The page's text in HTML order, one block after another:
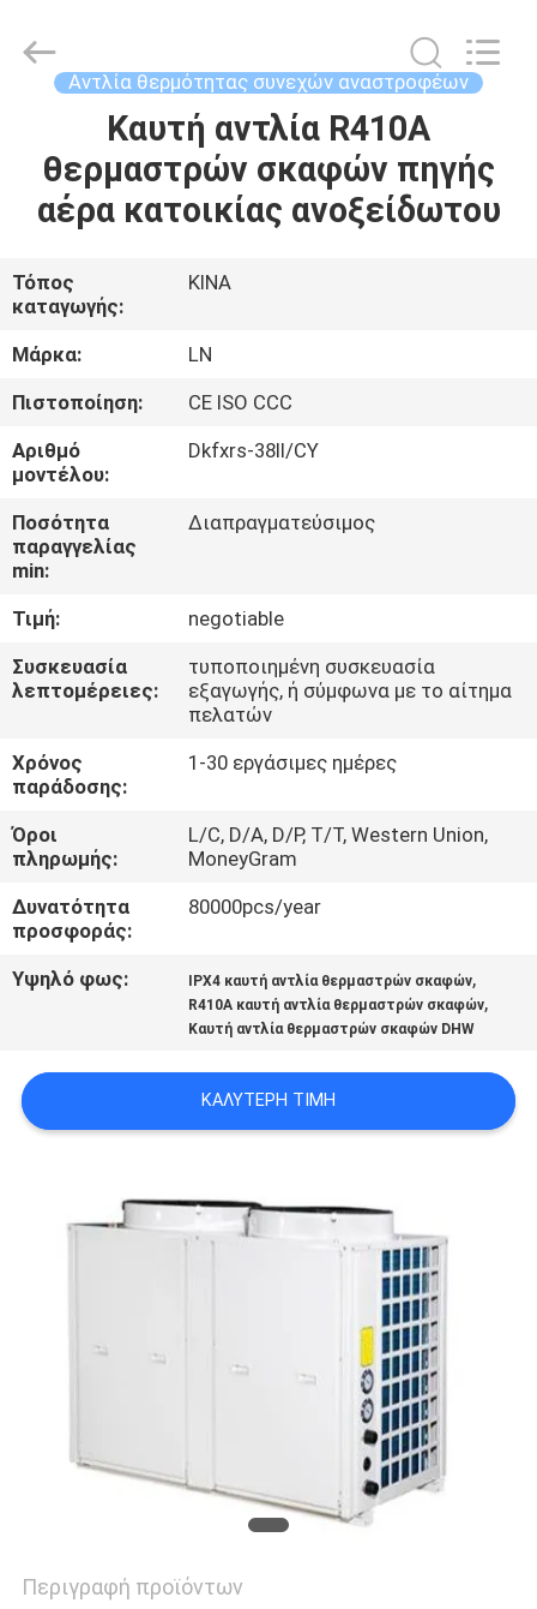
ΠΡΟΪΌΝΤΑ
ΒΊΝΤΕΟ
ΣΧΕΤΙΚΆ
ΜΕ
ΕΜΆΣ
ΕΠΙΣΚΕΨΉ
ΕΡΓΟΣΤΑΣΊΟΥ
ΈΛΕΓΧΟΣ
ΠΟΙΌΤΗΤΑΣ
ΕΠΙΚΟΙΝΩΝΉΣΤΕ
ΜΑΖΊ
ΜΑΣ
ΕΙΔΉΣΕΙΣ
ΥΠΟΘΈΣΕΙΣ
ΖΗΤΉΣΤΕ
ΠΡΟΣΦΟΡΆ
Ltd..
Αντλία θερμότητας συνεχών αναστροφέων
Καυτή αντλία R410A
θερμαστρών σκαφών πηγής
αέρα κατοικίας ανοξείδωτου
Τόπος
καταγωγής:
ΚΙΝΑ
Μάρκα:
LN
Πιστοποίηση:
CE ISO CCC
Αριθμό
μοντέλου:
Dkfxrs-38II/CY
Ποσότητα
παραγγελίας
min:
Διαπραγματεύσιμος
Τιμή:
negotiable
Συσκευασία
λεπτομέρειες:
τυποποιημένη συσκευασία
εξαγωγής, ή σύμφωνα με το αίτημα
πελατών
Χρόνος
παράδοσης:
1-30 εργάσιμες ημέρες
Όροι
πληρωμής:
L/C, D/A, D/P, T/T, Western Union,
MoneyGram
Δυνατότητα
προσφοράς:
80000pcs/year
Υψηλό φως: IPX4 καυτή αντλία θερμαστρών σκαφών,
R410A καυτή αντλία θερμαστρών σκαφών,
Καυτή αντλία θερμαστρών σκαφών DHW
ΚΑΛΎΤΕΡΗ ΤΙΜΉ
Περιγραφή προϊόντων